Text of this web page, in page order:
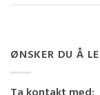
ØNSKER DU Å